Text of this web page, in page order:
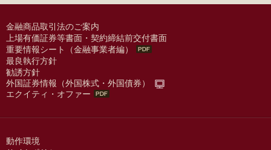
金融商品取引法のご案内
上場有価証券等書面・契約締結前交付書面
重要情報シート（金融事業者編）
最良執行方針
勧誘方針
外国証券情報（外国株式・外国債券）
エクイティ・オファー
動作環境